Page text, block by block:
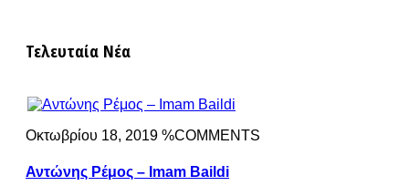
Τελευταία Νέα
Οκτωβρίου 18, 2019 %COMMENTS
Αντώνης Ρέμος – Imam Baildi